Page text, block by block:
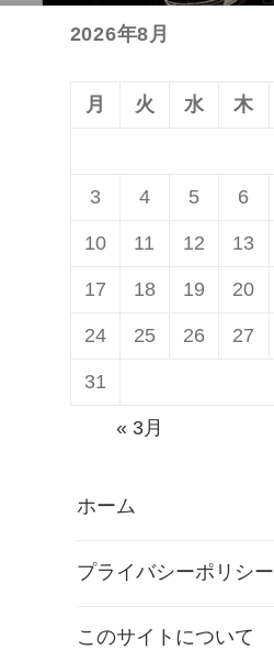
投
2026年8月
月 火 水 木
3 4 5 6
10 11 12 13
17 18 19 20
24 25 26 27
31
« 3月
ホーム
プライバシーポリシー
このサイトについて